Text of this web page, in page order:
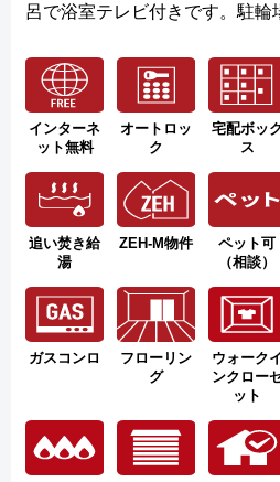
呂で浴室テレビ付きです。駐輪
インターネ
ット無料
オートロッ
ク
宅配ボッ
ス
追い焚き給
湯
ZEH-M物件
ペット可
（相談）
ガスコンロ
フローリン
グ
ウォーク
ンクロー
ット